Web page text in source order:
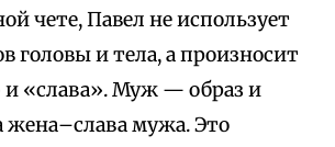
чете, Павел не использует
головы и тела, а произносит
и «слава». Муж — образ и
жена–слава мужа. Это